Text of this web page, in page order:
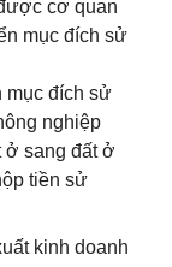
cơ quan
mục đích sử
mục đích sử
nghiệp
ở sang đất ở
tiền sử
kinh doanh